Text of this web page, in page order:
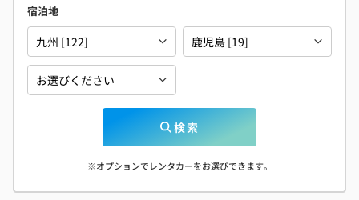
宿泊地
検索
※オプションでレンタカーをお選びできます。